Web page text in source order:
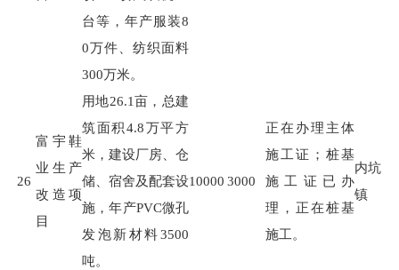
台等，年产服装8
0万件、纺织面料
300万米。
26
富宇鞋
业生产
改造项
目
用地26.1亩，总建
筑面积4.8万平方
米，建设厂房、仓
储、宿舍及配套设
施，年产PVC微孔
发泡新材料3500
吨。
10000 3000
正在办理主体
施工证；桩基
施工证已办
理，正在桩基
施工。
内坑
镇